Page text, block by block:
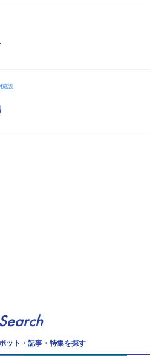
施設
Search
ット・記事・特集を探す